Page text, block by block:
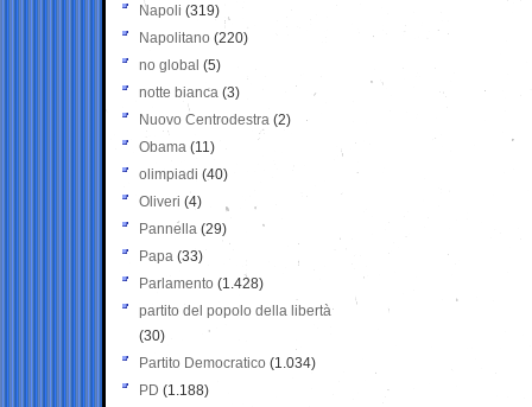
Napoli (319)
Napolitano (220)
no global (5)
notte bianca (3)
Nuovo Centrodestra (2)
Obama (11)
olimpiadi (40)
Oliveri (4)
Pannella (29)
Papa (33)
Parlamento (1.428)
partito del popolo della libertà
(30)
Partito Democratico (1.034)
PD (1.188)